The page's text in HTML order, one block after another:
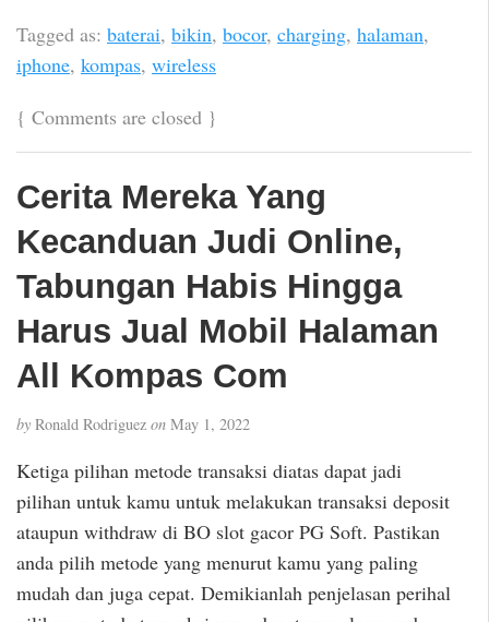
Tagged as: baterai, bikin, bocor, charging, halaman,
iphone, kompas, wireless
{ Comments are closed }
Cerita Mereka Yang
Kecanduan Judi Online,
Tabungan Habis Hingga
Harus Jual Mobil Halaman
All Kompas Com
by Ronald Rodriguez on May 1, 2022
Ketiga pilihan metode transaksi diatas dapat jadi
pilihan untuk kamu untuk melakukan transaksi deposit
ataupun withdraw di BO slot gacor PG Soft. Pastikan
anda pilih metode yang menurut kamu yang paling
mudah dan juga cepat. Demikianlah penjelasan perihal